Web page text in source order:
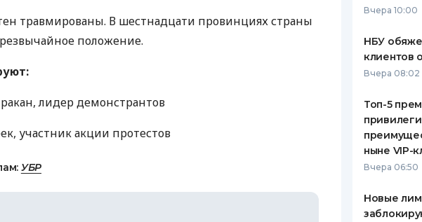
ЕЖЕМЕСЯЧНЫЙ ОБЗОР
СТРАХОВАНИЮ
ВСЕ
ОТЗЫВЫ О
КОМПАНИЯХ
травмированы. В шестнадцати провинциях страны
положение.
лидер демонстрантов
участник акции протестов
УБР
Вчера 10:00
НБУ
клиентов
Вчера 08:02
Топ-5
ныне VIP-
Вчера 06:50
Новые